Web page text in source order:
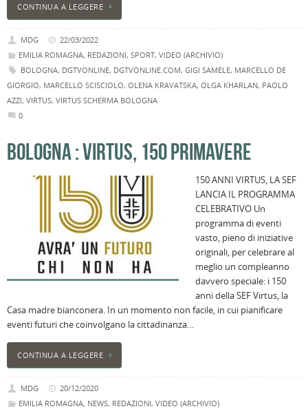
CONTINUA A LEGGERE
MDG
22/03/2022
EMILIA ROMAGNA, REDAZIONI, SPORT, VIDEO (ARCHIVIO)
BOLOGNA, DGTVONLINE, DGTVONLINE.COM, GIGI SAMELE, MARCELLO DE
GIORGIO, MARCELLO SCISCIOLO, OLENA KRAVATSKA, OLGA KHARLAN, PAOLO
AZZI, VIRTUS, VIRTUS SCHERMA BOLOGNA
0
BOLOGNA : VIRTUS, 150 PRIMAVERE
150 ANNI VIRTUS, LA SEF
LANCIA IL PROGRAMMA
CELEBRATIVO Un
programma di eventi
vasto, pieno di iniziative
originali, per celebrare al
meglio un compleanno
davvero speciale: i 150
anni della SEF Virtus, la
Casa madre bianconera. In un momento non facile, in cui pianificare
eventi futuri che coinvolgano la cittadinanza…
CONTINUA A LEGGERE
MDG
20/12/2020
EMILIA ROMAGNA, NEWS, REDAZIONI, VIDEO (ARCHIVIO)